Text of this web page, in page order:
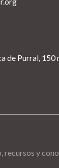
de Purral, 150
recursos y